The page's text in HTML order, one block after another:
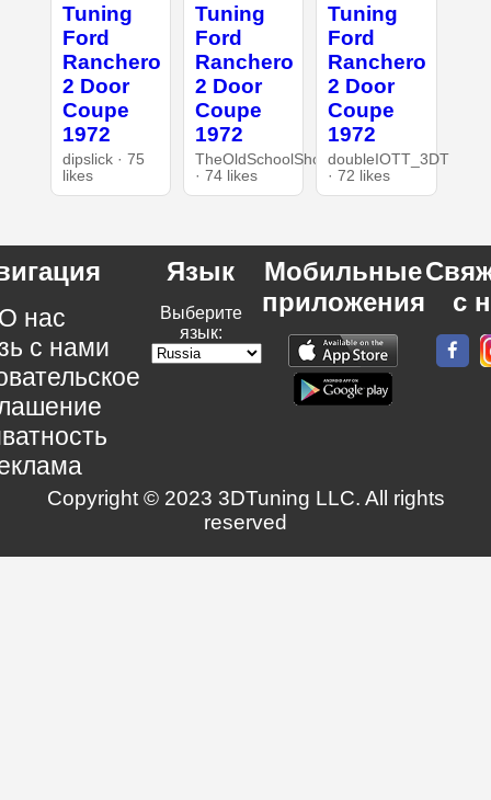
Tuning
Ford
Ranchero
2 Door
Coupe
1972
dipslick · 75
likes
Tuning
Ford
Ranchero
2 Door
Coupe
1972
TheOldSchoolShop
· 74 likes
Tuning
Ford
Ranchero
2 Door
Coupe
1972
doubleIOTT_3DT
· 72 likes
нас
с нами
Язык
Выберите
язык:
Мобильные
приложения
с
Copyright © 2023 3DTuning LLC. All rights
reserved